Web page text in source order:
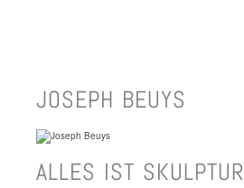
JOSEPH BEUYS
ALLES IST SKULPTUR